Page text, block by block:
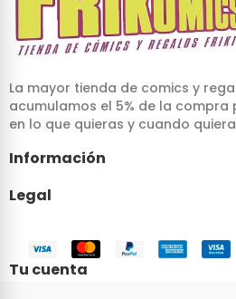
La mayor tienda de comics y
acumulamos el 5% de la
en lo que quieras y cuando
Información
Legal
Tu cuenta